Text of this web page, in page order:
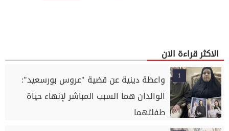
الاكثر قراءة الان
1
واعظة دينية عن قضية "عروس بورسعيد":
الوالدان هما السبب المباشر لإنهاء حياة
طفلتهما